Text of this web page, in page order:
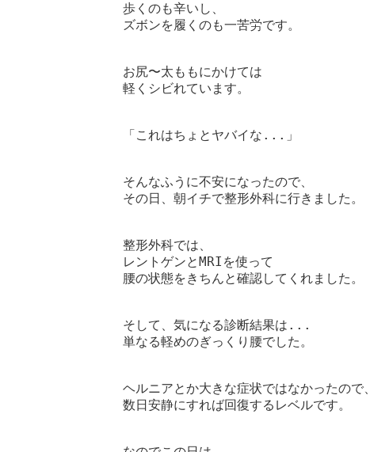
歩くのも辛いし、
ズボンを履くのも一苦労です。
お尻〜太ももにかけては
軽くシビれています。
「これはちょとヤバイな...」
そんなふうに不安になったので、
その日、朝イチで整形外科に行きました。
整形外科では、
レントゲンとMRIを使って
腰の状態をきちんと確認してくれました。
そして、気になる診断結果は...
単なる軽めのぎっくり腰でした。
ヘルニアとか大きな症状ではなかったので、
数日安静にすれば回復するレベルです。